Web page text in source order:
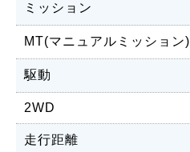
ミッション
MT(マニュアルミッション)
駆動
2WD
走行距離